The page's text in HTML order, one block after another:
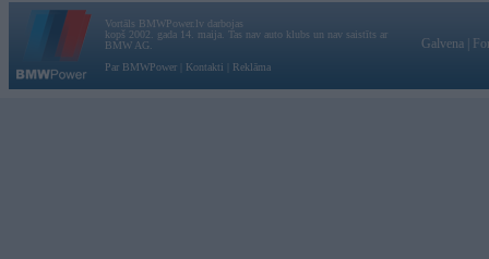
Vortāls BMWPower.lv darbojas
kopš 2002. gada 14. maija. Tas nav auto klubs un nav saistīts ar
BMW AG.
Par BMWPower
Kontakti Reklāma
Galvena